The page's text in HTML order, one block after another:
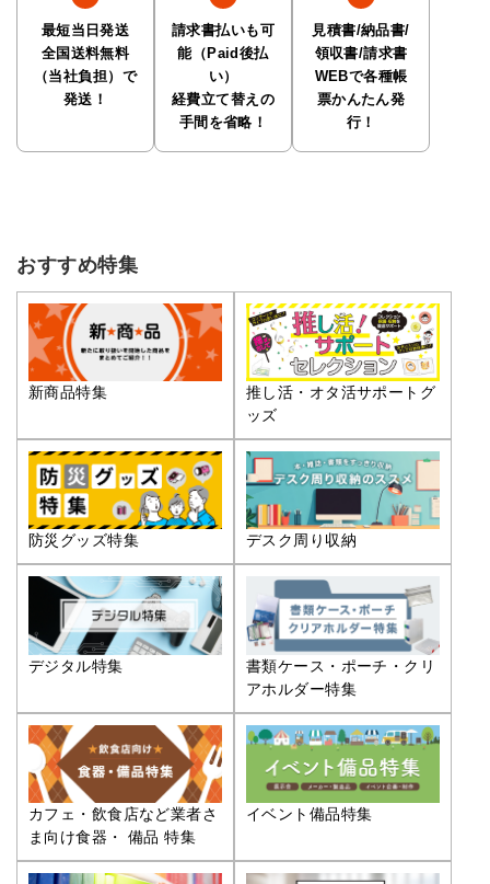
最短当日発送
全国送料無料
（当社負担）で
発送！
請求書払いも可
能（Paid後払
い）
経費立て替えの
手間を省略！
見積書/納品書/
領収書/請求書
WEBで各種帳
票かんたん発
行！
おすすめ特集
新商品特集
推し活・オタ活サポートグ
ッズ
防災グッズ特集 デスク周り収納
デジタル特集
書類ケース・ポーチ・クリ
アホルダー特集
カフェ・飲食店など業者さ
ま向け食器・ 備品 特集
イベント備品特集